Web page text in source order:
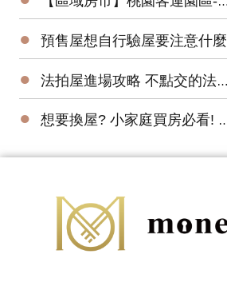
● 預售屋想自行驗屋要注意什麼？問題最常出在這！
● 法拍屋進場攻略 不點交的法拍屋也能買
● 想要換屋? 小家庭買房必看! 預售屋三房全解析